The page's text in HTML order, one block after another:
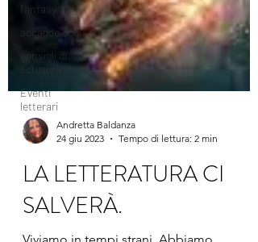
fantasy
accadde oggi
consigli di
scrittura
Eventi
letterari
Andretta Baldanza
LA LETTERATURA CI